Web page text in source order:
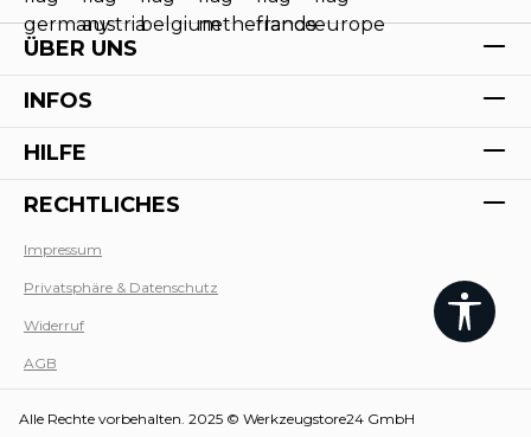
ÜBER UNS
INFOS
HILFE
RECHTLICHES
Impressum
Privatsphäre & Datenschutz
Widerruf
AGB
Alle Rechte vorbehalten. 2025 © Werkzeugstore24 GmbH